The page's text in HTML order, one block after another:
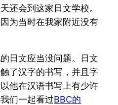
还会到这家日文学校。
为当时在我家附近没有
日文应当没问题。日文
了汉字的书写，并且字
他在汉语书写上有少许
们一起看过BBC的